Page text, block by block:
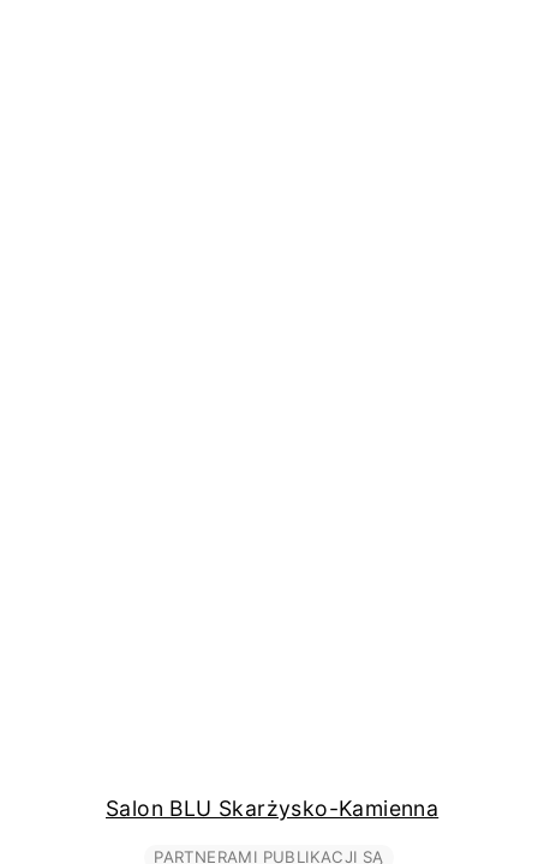
Salon BLU Skarżysko-Kamienna
PARTNERAMI PUBLIKACJI SĄ